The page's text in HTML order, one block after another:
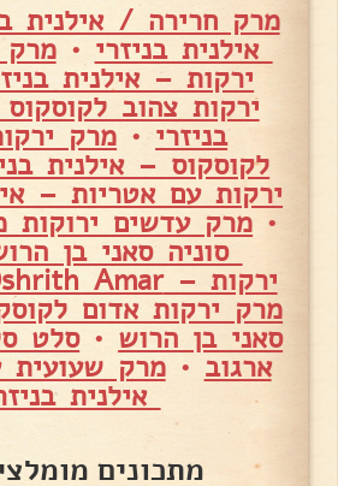
מרק חרירה / אילנית
אילנית בניזרי •מרק
ירקות – אילנית
ירקות צהוב
בניזרי • מרק
לקוסקוס – אילנית
ירקות עם אטריות –
• מרק עדשים ירוקות
סוניה סאני בן
ירקות – Serah Oshrith Amar
מרק ירקות אדום
סאני בן הרוש •סלט
ארגוב •מרק
אילנית
מתכונים